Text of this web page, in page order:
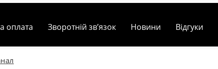
оплата Зворотній зв’язок Новини Відгуки